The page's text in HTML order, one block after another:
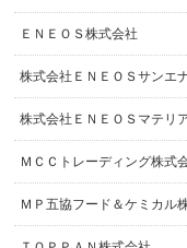
ＥＮＥＯＳ株式会社
株式会社ＥＮＥＯＳサンエ
株式会社ＥＮＥＯＳマテリ
ＭＣＣトレーディング株式
ＭＰ五協フード＆ケミカル